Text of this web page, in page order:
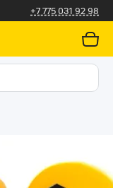
+7 775 031 92 98